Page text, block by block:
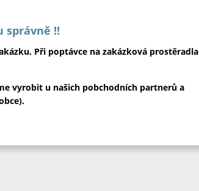
!!
Při poptávce na zakázková prostěradla
vyrobit u našich pobchodních partnerů a